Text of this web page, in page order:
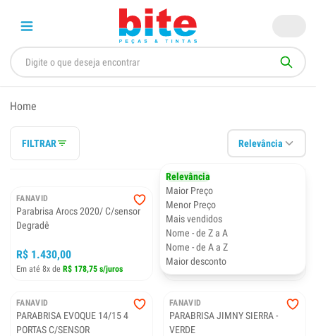
Home
FILTRAR Relevância
Relevância
Maior Preço
Menor Preço
Mais vendidos
Nome - de Z a A
Nome - de A a Z
Maior desconto
FANAVID
Parabrisa Arocs 2020/ C/sensor
Degradê
R$ 1.430,00
Em até 8x de R$ 178,75 s/juros
Parabrisa BYD DOLPHIN 2022/
R$ 1.250,00
FANAVID
PARABRISA EVOQUE 14/15 4
PORTAS C/SENSOR
FANAVID
PARABRISA JIMNY SIERRA -
VERDE